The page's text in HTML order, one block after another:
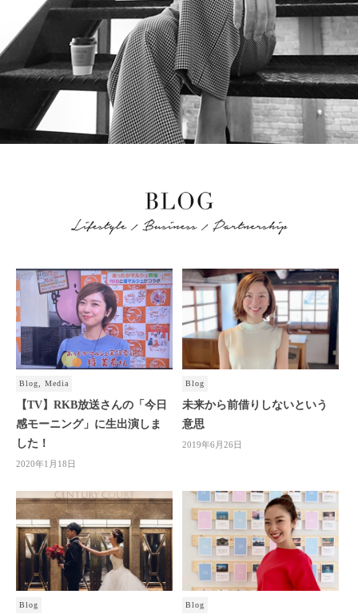
Blog Media
【TV】RKB放送さんの「今日
感モーニング」に生出演しま
した！
2020年1月18日
Blog
未来から前借りしないという
意思
2019年6月26日
Blog Blog